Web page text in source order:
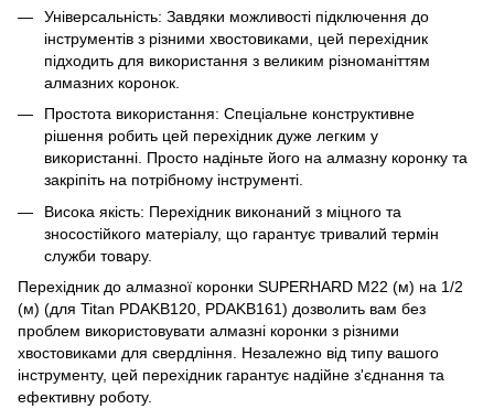
Універсальність: Завдяки можливості підключення до
інструментів з різними хвостовиками, цей перехідник
підходить для використання з великим різноманіттям
алмазних коронок.
Простота використання: Спеціальне конструктивне
рішення робить цей перехідник дуже легким у
використанні. Просто надіньте його на алмазну коронку та
закріпіть на потрібному інструменті.
Висока якість: Перехідник виконаний з міцного та
зносостійкого матеріалу, що гарантує тривалий термін
служби товару.
Перехідник до алмазної коронки SUPERHARD М22 (м) на 1/2
(м) (для Titan PDAKB120, PDAKB161) дозволить вам без
проблем використовувати алмазні коронки з різними
хвостовиками для свердління. Незалежно від типу вашого
інструменту, цей перехідник гарантує надійне з'єднання та
ефективну роботу.